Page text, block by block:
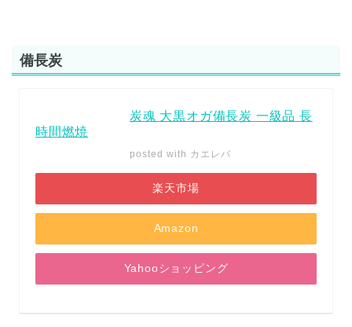
備長炭
炭魂 大黒オガ備長炭 一級品 長
時間燃焼
posted with カエレバ
楽天市場
Amazon
Yahooショッピング